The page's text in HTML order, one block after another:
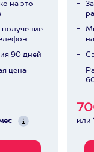
на это
90 дней
цена
или